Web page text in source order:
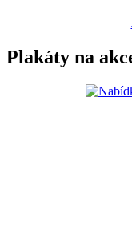
Plakáty na